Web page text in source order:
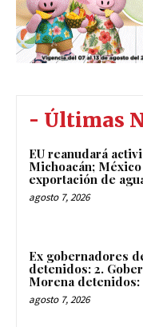
- Últimas
EU reanudará
Michoacán;
exportación de
agosto 7, 2026
Ex gobernadores
detenidos: 2.
Morena detenidos:
agosto 7, 2026